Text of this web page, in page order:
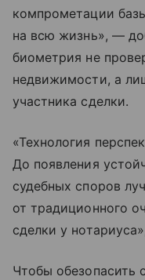
компрометации
на всю жизнь», —
биометрия не
недвижимости, а
участника сделки.
«Технология
До появления
судебных споров
от традиционного
сделки у
Чтобы обезопасить